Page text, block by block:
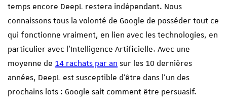
temps encore DeepL restera indépendant. Nous
connaissons tous la volonté de Google de posséder tout ce
qui fonctionne vraiment, en lien avec les technologies, en
particulier avec l’Intelligence Artificielle. Avec une
moyenne de 14 rachats par an sur les 10 dernières
années, DeepL est susceptible d’être dans l’un des
prochains lots : Google sait comment être persuasif.